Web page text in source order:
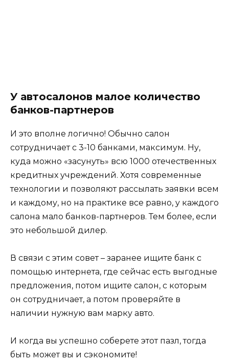
У автосалонов малое количество
банков-партнеров
И это вполне логично! Обычно салон
сотрудничает с 3-10 банками, максимум. Ну,
куда можно «засунуть» всю 1000 отечественных
кредитных учреждений. Хотя современные
технологии и позволяют рассылать заявки всем
и каждому, но на практике все равно, у каждого
салона мало банков-партнеров. Тем более, если
это небольшой дилер.
В связи с этим совет – заранее ищите банк с
помощью интернета, где сейчас есть выгодные
предложения, потом ищите салон, с которым
он сотрудничает, а потом проверяйте в
наличии нужную вам марку авто.
И когда вы успешно соберете этот пазл, тогда
быть может вы и сэкономите!